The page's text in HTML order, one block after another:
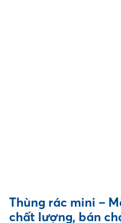
Thùng rác mini –
chất lượng, bán